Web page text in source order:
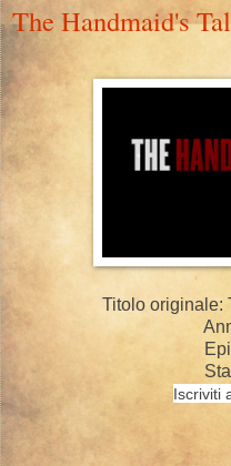
The Handmaid's
Titolo originale:
Iscriviti